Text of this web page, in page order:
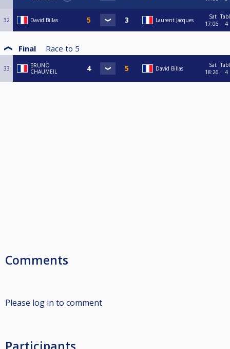
32 David Billas Laurent Jacques
Sat
17:06
4
Final Race to 5
33
BRUNO
CHAUMEIL
David Billas
Sat
18:26
4
Comments
Please log in to comment
Participants